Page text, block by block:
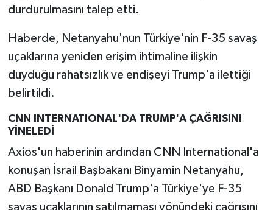
durdurulmasını talep etti.
Haberde, Netanyahu'nun Türkiye'nin F-35 savaş
uçaklarına yeniden erişim ihtimaline ilişkin
duyduğu rahatsızlık ve endişeyi Trump'a ilettiği
belirtildi.
CNN INTERNATIONAL'DA TRUMP'A ÇAĞRISINI
YİNELEDİ
Axios'un haberinin ardından CNN International'a
konuşan İsrail Başbakanı Binyamin Netanyahu,
ABD Başkanı Donald Trump'a Türkiye'ye F-35
savaş uçaklarının satılmaması yönündeki çağrısını